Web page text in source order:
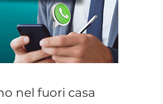
nel fuori casa